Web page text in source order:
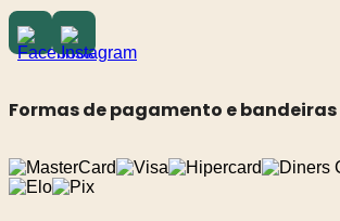
Formas de pagamento e